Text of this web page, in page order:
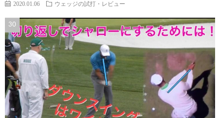
2020.01.06 ウェッジの試打・レビュー